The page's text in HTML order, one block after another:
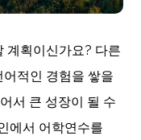
계획이신가요? 다른
적인 경험을 쌓을
서 큰 성장이 될 수
에서 어학연수를